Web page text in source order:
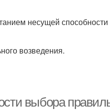
несущей способности
возведения.
выбора